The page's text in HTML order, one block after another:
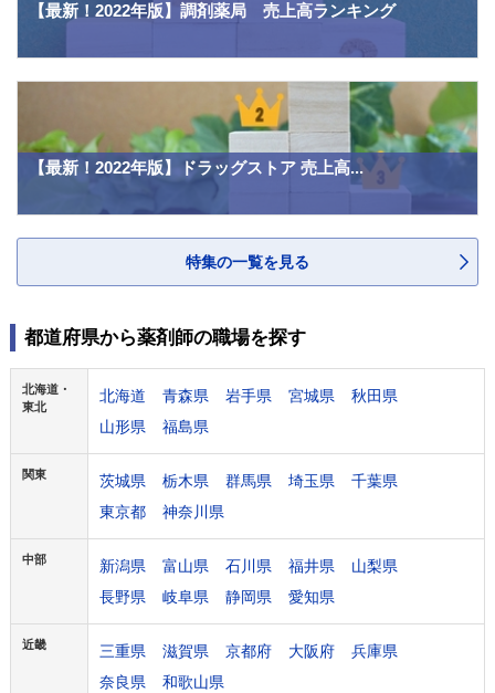
【最新！2022年版】調剤薬局 売上高ランキング
【最新！2022年版】ドラッグストア 売上高...
特集の一覧を見る
都道府県から薬剤師の職場を探す
北海道・
東北
北海道 青森県 岩手県 宮城県
秋田県
山形県
福島県
関東 茨城県 栃木県 群馬県 埼玉県
千葉県
東京都
神奈川県
中部 新潟県 富山県 石川県 福井県
山梨県
長野県
岐阜県 静岡県 愛知県
近畿 三重県 滋賀県 京都府 大阪府
兵庫県
奈良県
和歌山県